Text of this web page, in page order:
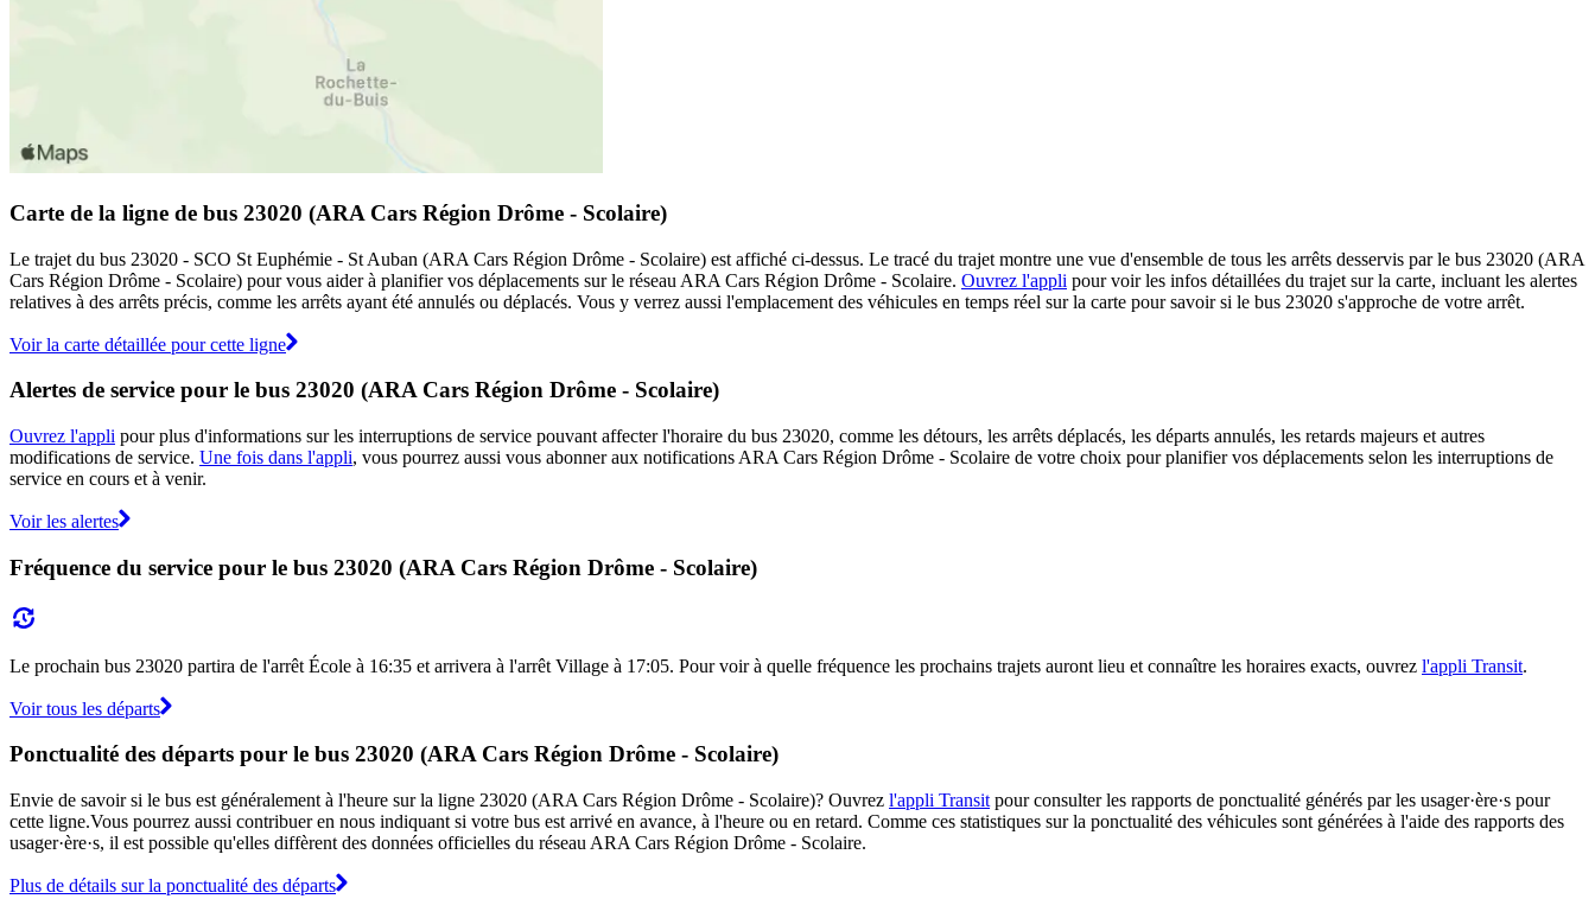
Carte de la ligne de bus 23020 (ARA Cars Région Drôme - Scolaire)
Le trajet du bus 23020 - SCO St Euphémie - St Auban (ARA Cars Région Drôme - Scolaire) est affiché ci-dessus. Le tracé du trajet montre une vue d'ensemble de tous les arrêts desservis par le bus 23020 (ARA
Cars Région Drôme - Scolaire) pour vous aider à planifier vos déplacements sur le réseau ARA Cars Région Drôme - Scolaire. Ouvrez l'appli pour voir les infos détaillées du trajet sur la carte, incluant les alertes
relatives à des arrêts précis, comme les arrêts ayant été annulés ou déplacés. Vous y verrez aussi l'emplacement des véhicules en temps réel sur la carte pour savoir si le bus 23020 s'approche de votre arrêt.
Voir la carte détaillée pour cette ligne
Alertes de service pour le bus 23020 (ARA Cars Région Drôme - Scolaire)
Ouvrez l'appli pour plus d'informations sur les interruptions de service pouvant affecter l'horaire du bus 23020, comme les détours, les arrêts déplacés, les départs annulés, les retards majeurs et autres
modifications de service. Une fois dans l'appli, vous pourrez aussi vous abonner aux notifications ARA Cars Région Drôme - Scolaire de votre choix pour planifier vos déplacements selon les interruptions de
service en cours et à venir.
Voir les alertes
Fréquence du service pour le bus 23020 (ARA Cars Région Drôme - Scolaire)
Le prochain bus 23020 partira de l'arrêt École à 16:35 et arrivera à l'arrêt Village à 17:05. Pour voir à quelle fréquence les prochains trajets auront lieu et connaître les horaires exacts, ouvrez l'appli Transit.
Voir tous les départs
Ponctualité des départs pour le bus 23020 (ARA Cars Région Drôme - Scolaire)
Envie de savoir si le bus est généralement à l'heure sur la ligne 23020 (ARA Cars Région Drôme - Scolaire)? Ouvrez l'appli Transit pour consulter les rapports de ponctualité générés par les usager·ère·s pour
cette ligne.Vous pourrez aussi contribuer en nous indiquant si votre bus est arrivé en avance, à l'heure ou en retard. Comme ces statistiques sur la ponctualité des véhicules sont générées à l'aide des rapports des
usager·ère·s, il est possible qu'elles diffèrent des données officielles du réseau ARA Cars Région Drôme - Scolaire.
Plus de détails sur la ponctualité des départs